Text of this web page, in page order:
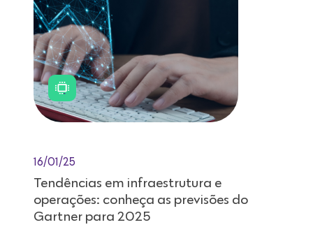
16/01/25
Tendências em infraestrutura e
operações: conheça as previsões do
Gartner para 2025